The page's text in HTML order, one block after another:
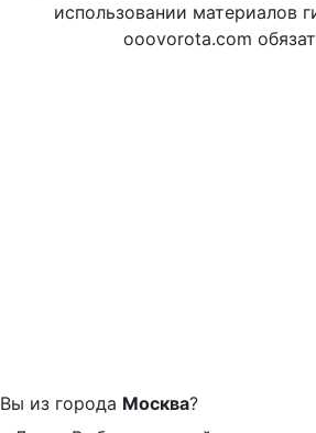
использовании материалов
ooovorota.com
Вы из города Москва?